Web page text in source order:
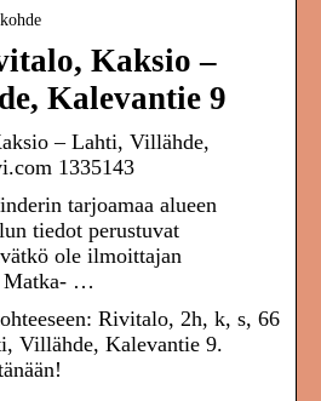
Kaksio –
Kalevantie 9
– Lahti, Villähde,
1335143
tarjoamaa alueen
tiedot perustuvat
ole ilmoittajan
Matka- …
Rivitalo, 2h, k, s, 66
Villähde, Kalevantie 9.